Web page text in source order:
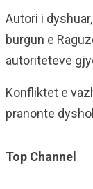
Autori i
burgun e
autoriteteve
Konfliktet e
pranonte
Top Channel